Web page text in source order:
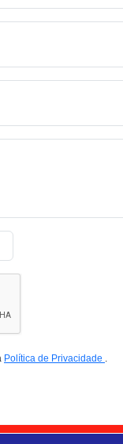
Política de Privacidade .